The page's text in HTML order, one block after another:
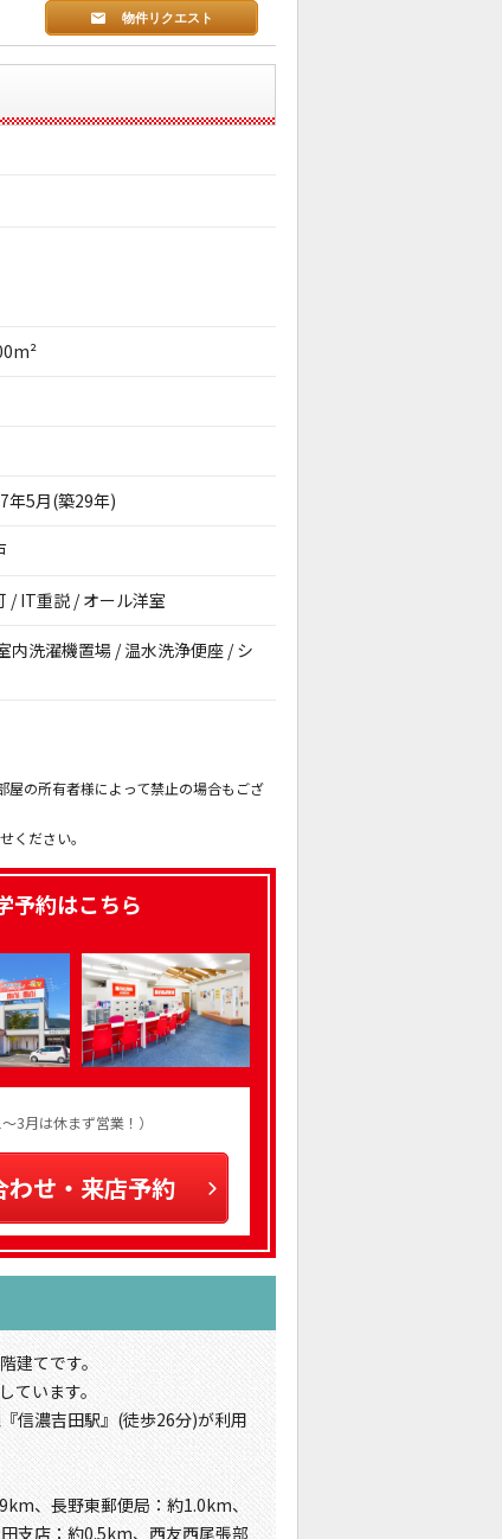
物件リクエスト
年5月(築29年)
/ IT重説 / オール洋室
内洗濯機置場 / 温水洗浄便座 / シ
の所有者様によって禁止の場合もござ
ください。
予約はこちら
3月は休まず営業！）
わせ・来店予約
建てです。
います。
信濃吉田駅』(徒歩26分)が利用
、長野東郵便局：約1.0km、
支店：約0.5km、西友西尾張部